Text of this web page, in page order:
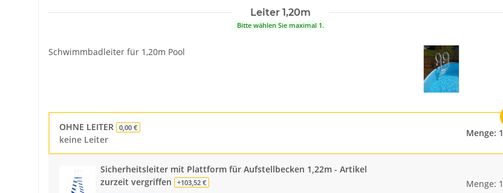
Leiter 1,20m
Bitte wählen Sie maximal 1.
Schwimmbadleiter für 1,20m Pool
OHNE LEITER 0,00 €
keine Leiter
Menge: 1
Sicherheitsleiter mit Plattform für Aufstellbecken 1,22m - Artikel
zurzeit vergriffen
+103,52 €
Menge: 1